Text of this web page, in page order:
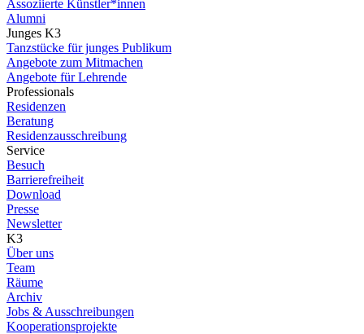
Assoziierte Künstler*innen
Alumni
Junges K3
Tanzstücke für junges Publikum
Angebote zum Mitmachen
Angebote für Lehrende
Professionals
Residenzen
Beratung
Residenzausschreibung
Service
Besuch
Barrierefreiheit
Download
Presse
Newsletter
K3
Über uns
Team
Räume
Archiv
Jobs & Ausschreibungen
Kooperationsprojekte